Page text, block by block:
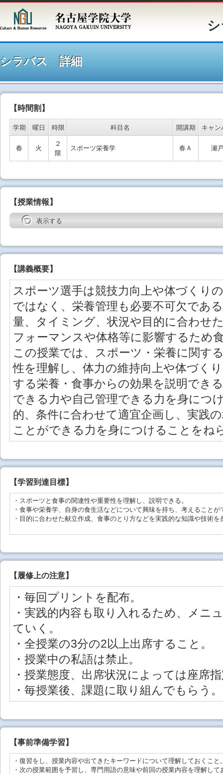
シラバ
シラバス 詳細
【時間割】
学期 曜日 時限 科目名 開講期 キャン
春 火
２
限
スポーツ栄養学 春Ａ 瀬
【授業情報】
表示する
【講義概要】
スポーツ選手は競技力向上や体づくり
ではなく、栄養管理も必要不可欠であ
量、タイミング、状況や目的に合わせ
フォーマンスや体格等に影響するため
この授業では、スポーツ・栄養に関す
性を理解し、体力の維持向上や体づく
する栄養・食事からの効果を説明でき
できる力や自己管理できる力を身につ
的、条件に合わせて適宜企画し、実践
ことができる力を身につけることをね
【学習到達目標】
・スポーツと食事の関連性や重要性を理解し、説明できる。
・食事や栄養学、自身の食生活などについて興味を持ち、考えることが
・目的に合わせた献立作成、食事のとり方などを実践的な知識や技術
【 履修上の注意】
・毎回プリントを配布。
・実践的内容も取り入れるため、メニ
ていく。
・全授業の3分の2以上出席すること。
・授業中の私語は禁止。
・授業態度、出席状況によっては座席
・毎授業後、課題に取り組んでもらう。
【事前準備学習】
・復習をし、授業内容や出てきたキーワードについて理解しておくこと
・次の授業範囲を予習し、専門用語の意味や前回の授業内容を理解して